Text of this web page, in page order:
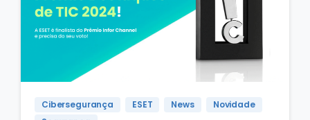
Cibersegurança ESET News
Novidade